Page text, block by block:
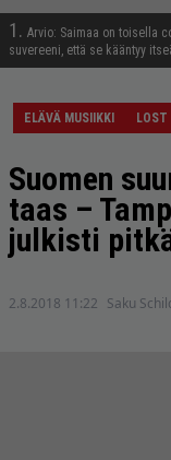
1. Arvio: Saimaa on toisella
suvereeni, että se kääntyy
ELÄVÄ MUSIIKKI LOST
Suomen
taas –
julkisti
2.8.2018 11:22 Saku